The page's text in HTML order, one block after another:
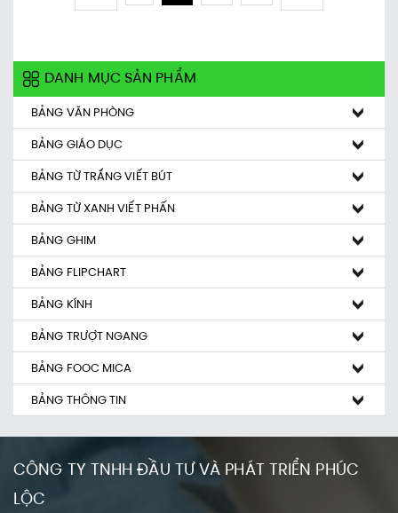
DANH MỤC SẢN PHẨM
BẢNG VĂN PHÒNG
BẢNG GIÁO DỤC
BẢNG TỪ TRẮNG VIẾT BÚT
BẢNG TỪ XANH VIẾT PHẤN
BẢNG GHIM
BẢNG FLIPCHART
BẢNG KÍNH
BẢNG TRƯỢT NGANG
BẢNG FOOC MICA
BẢNG THÔNG TIN
CÔNG TY TNHH ĐẦU TƯ VÀ PHÁT TRIỂN PHÚC
LỘC